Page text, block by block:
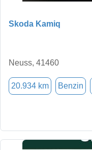
Skoda Kamiq
Neuss, 41460
20.934 km Benzin